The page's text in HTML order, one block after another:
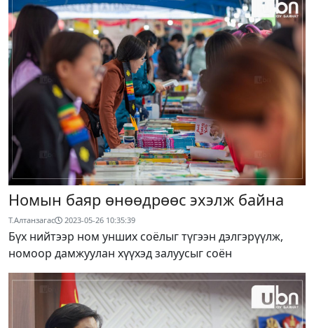
Номын баяр өнөөдрөөс эхэлж байна
Т.Алтанзагас 2023-05-26 10:35:39
Бүх нийтээр ном унших соёлыг түгээн дэлгэрүүлж,
номоор дамжуулан хүүхэд залуусыг соён